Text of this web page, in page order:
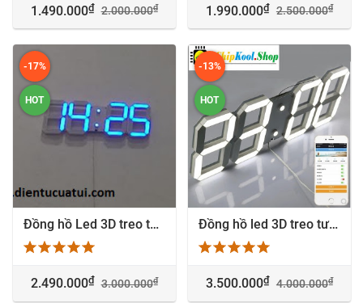
1.490.000₫ 2.000.000₫ 1.990.000₫ 2.500.000₫
-17%
HOT
Đồng hồ Led 3D treo tường - Blue - KH Cty Ô tô Porsche - 1540
2.490.000₫ 3.000.000₫
-13%
HOT
Đồng hồ led 3D treo tường Wifi - SmartHome - 1545
3.500.000₫ 4.000.000₫